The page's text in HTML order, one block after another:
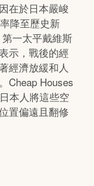
在於日本嚴峻
降至歷史新
一太平戴維斯
示，戰後的經
經濟放緩和人
Cheap Houses
本人將這些空
置偏遠且翻修